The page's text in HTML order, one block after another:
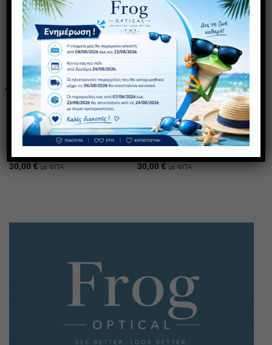
ΣΧΕΤΙΚΆ ΠΡΟΪΌΝΤΑ
ΠΡΟΣΦΟΡΑ
1+1 ΔΩΡΟ
Πρόσθήκη
στην λίστα
επιθυμιών
AS 289
30,00 € με ΦΠΑ
Πρόσθήκη
στην λίστα
επιθυμιών
SS 13
30,00€ με ΦΠΑ